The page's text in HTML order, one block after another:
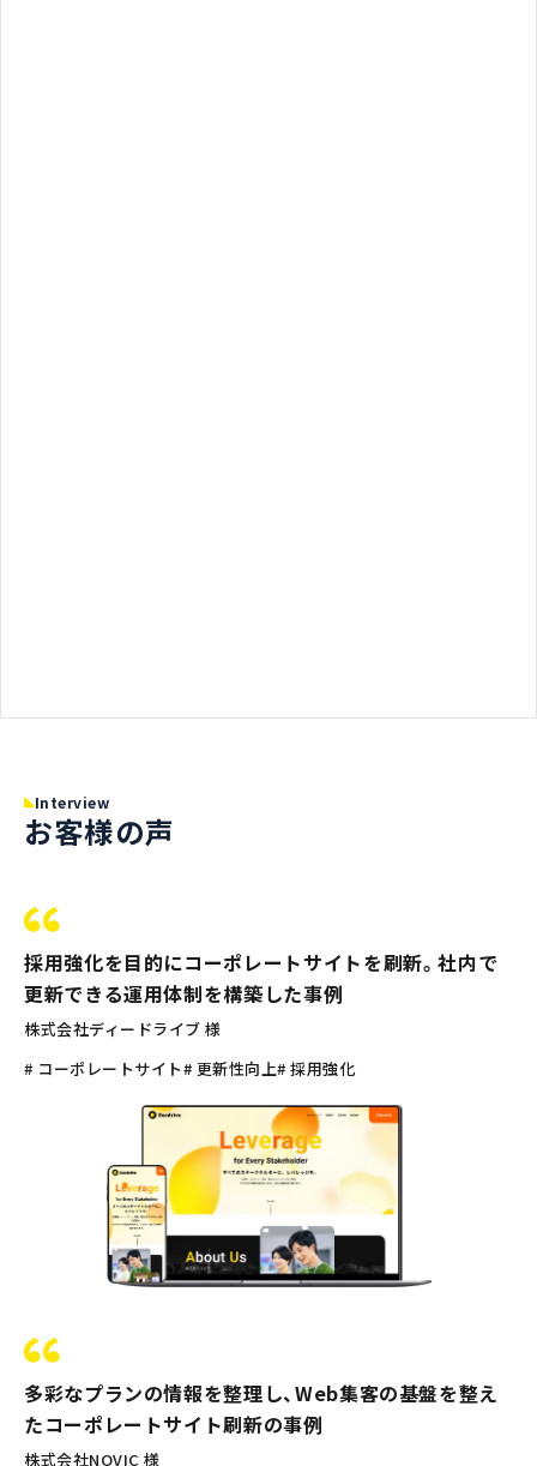
Interview
お客様の声
採用強化を目的にコーポレートサイトを刷新。社内で
更新できる運用体制を構築した事例
株式会社ディードライブ 様
# コーポレートサイト# 更新性向上# 採用強化
多彩なプランの情報を整理し、Web集客の基盤を整え
たコーポレートサイト刷新の事例
株式会社NOVIC 様